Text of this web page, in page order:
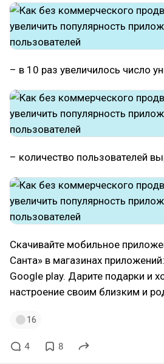
– в 10 раз увеличилось число
– количество пользователей
Скачивайте мобильное
Санта» в магазинах
Google play. Дарите подарки и
настроение своим близким и
16
4 8